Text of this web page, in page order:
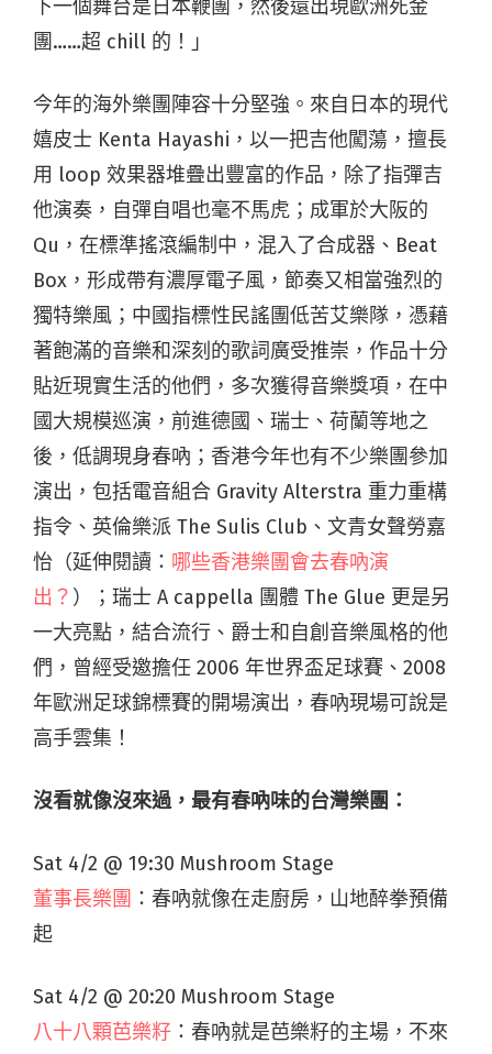
下一個舞台是日本鞭團，然後還出現歐洲死金
團……超 chill 的！」
今年的海外樂團陣容十分堅強。來自日本的現代
嬉皮士 Kenta Hayashi，以一把吉他闖蕩，擅長
用 loop 效果器堆疊出豐富的作品，除了指彈吉
他演奏，自彈自唱也毫不馬虎；成軍於大阪的
Qu，在標準搖滾編制中，混入了合成器、Beat
Box，形成帶有濃厚電子風，節奏又相當強烈的
獨特樂風；中國指標性民謠團低苦艾樂隊，憑藉
著飽滿的音樂和深刻的歌詞廣受推崇，作品十分
貼近現實生活的他們，多次獲得音樂獎項，在中
國大規模巡演，前進德國、瑞士、荷蘭等地之
後，低調現身春吶；香港今年也有不少樂團參加
演出，包括電音組合 Gravity Alterstra 重力重構
指令、英倫樂派 The Sulis Club、文青女聲勞嘉
怡（延伸閱讀： 哪些香港樂團會去春吶演
出？ ）；瑞士 A cappella 團體 The Glue 更是另
一大亮點，結合流行、爵士和自創音樂風格的他
們，曾經受邀擔任 2006 年世界盃足球賽、2008
年歐洲足球錦標賽的開場演出，春吶現場可說是
高手雲集！
沒看就像沒來過，最有春吶味的台灣樂團：
Sat 4/2 @ 19:30 Mushroom Stage
董事長樂團 ：春吶就像在走廚房，山地醉拳預備
起
Sat 4/2 @ 20:20 Mushroom Stage
八十八顆芭樂籽 ：春吶就是芭樂籽的主場，不來